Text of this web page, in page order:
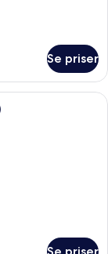
Se priser